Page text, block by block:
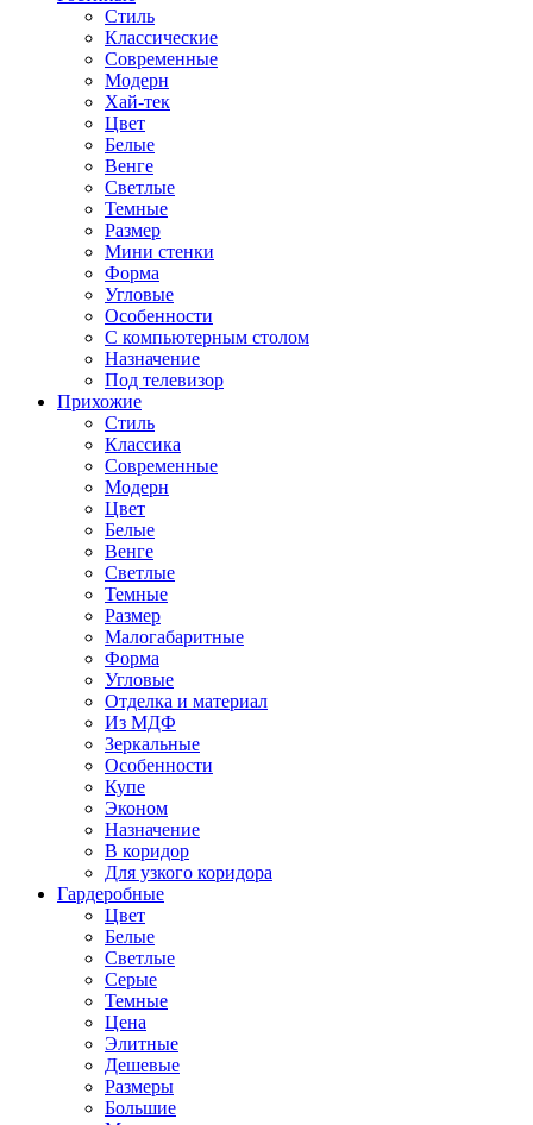
Стиль
Классические
Современные
Модерн
Хай-тек
Цвет
Белые
Венге
Светлые
Темные
Размер
Мини стенки
Форма
Угловые
Особенности
С компьютерным столом
Назначение
Под телевизор
Прихожие
Стиль
Классика
Современные
Модерн
Цвет
Белые
Венге
Светлые
Темные
Размер
Малогабаритные
Форма
Угловые
Отделка и материал
Из МДФ
Зеркальные
Особенности
Купе
Эконом
Назначение
В коридор
Для узкого коридора
Гардеробные
Цвет
Белые
Светлые
Серые
Темные
Цена
Элитные
Дешевые
Размеры
Большие